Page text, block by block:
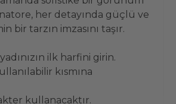
her detayında güçlü ve
bir tarzın imzasını taşır.
ilk harfini girin.
kısmına
kullanacaktır.